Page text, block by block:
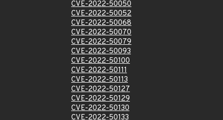
CVE-2022-50050
CVE-2022-50052
CVE-2022-50068
CVE-2022-50070
CVE-2022-50079
CVE-2022-50093
CVE-2022-50100
CVE-2022-50111
CVE-2022-50113
CVE-2022-50127
CVE-2022-50129
CVE-2022-50130
CVE-2022-50133